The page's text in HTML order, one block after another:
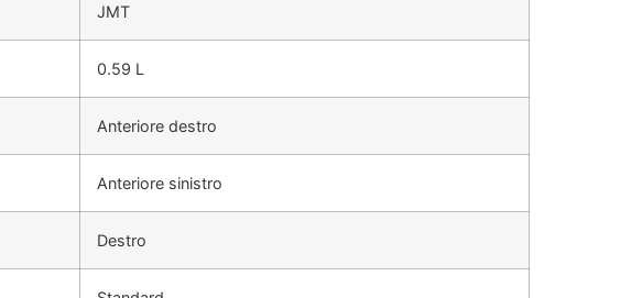
JMT
0.59 L
Anteriore destro
Anteriore sinistro
Destro